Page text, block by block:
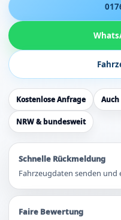
Kostenlose Anfrage Auch
NRW & bundesweit
Schnelle Rückmeldung
Fahrzeugdaten senden und
Faire Bewertung